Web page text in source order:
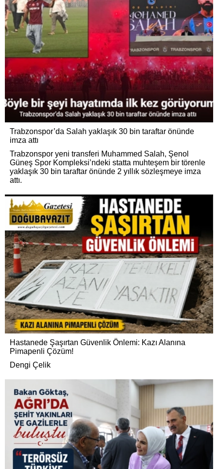
Trabzonspor’da Salah yaklaşık 30 bin taraftar önünde
imza attı
Trabzonspor yeni transferi Muhammed Salah, Şenol
Güneş Spor Kompleksi’ndeki statta muhteşem bir törenle
yaklaşık 30 bin taraftar önünde 2 yıllık sözleşmeye imza
attı.
Hastanede Şaşırtan Güvenlik Önlemi: Kazı Alanına
Pimapenli Çözüm!
Dengi Çelik